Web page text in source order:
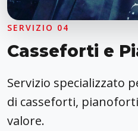
SERVIZIO 04
Casseforti e
Servizio specializzato
di casseforti,
valore.